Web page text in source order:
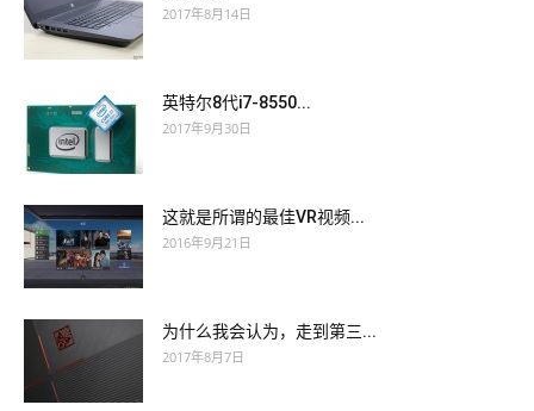
2017年8月14日
英特尔8代i7-8550...
2017年9月30日
这就是所谓的最佳VR视频...
2016年9月21日
为什么我会认为，走到第三...
2017年8月7日